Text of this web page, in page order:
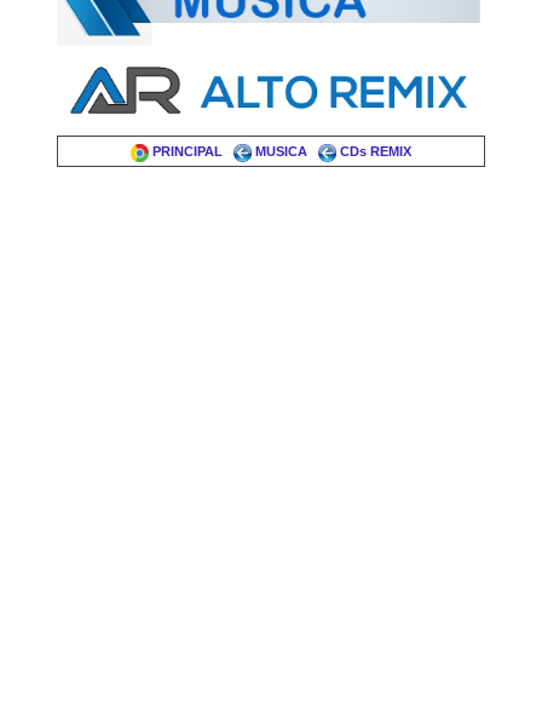
PRINCIPAL MUSICA CDs REMIX